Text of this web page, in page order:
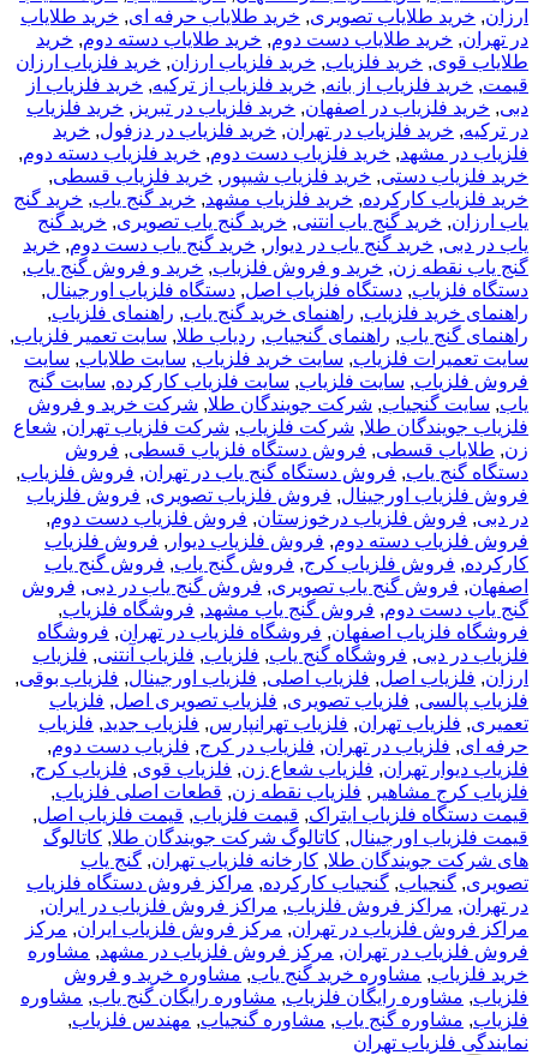
ارزان, خرید طلایاب تصویری, خرید طلایاب حرفه ای, خرید طلایاب
در تهران, خرید طلایاب دست دوم, خرید طلایاب دسته دوم, خرید
طلایاب قوی, خرید فلزیاب, خرید فلزیاب ارزان, خرید فلزیاب ارزان
قیمت, خرید فلزیاب از بانه, خرید فلزیاب از ترکیه, خرید فلزیاب از
دبی, خرید فلزیاب در اصفهان, خرید فلزیاب در تبریز , خرید فلزیاب
در ترکیه, خرید فلزیاب در تهران, خرید فلزیاب در دزفول, خرید
فلزیاب در مشهد, خرید فلزیاب دست دوم, خرید فلزیاب دسته دوم,
خرید فلزیاب دستی, خرید فلزیاب شیپور , خرید فلزیاب قسطی,
خرید فلزیاب کارکرده, خرید فلزیاب مشهد, خرید گنج یاب, خرید گنج
یاب ارزان, خرید گنج یاب انتنی, خرید گنج یاب تصویری, خرید گنج
یاب در دبی, خرید گنج یاب در دیوار , خرید گنج یاب دست دوم, خرید
گنج یاب نقطه زن, خرید و فروش فلزیاب, خرید و فروش گنج یاب,
دستگاه فلزیاب, دستگاه فلزیاب اصل, دستگاه فلزیاب اورجینال,
راهنمای خرید فلزیاب, راهنمای خرید گنج یاب, راهنمای فلزیاب,
راهنمای گنج یاب, راهنمای گنجیاب, ردیاب طلا, سایت تعمیر فلزیاب,
سایت تعمیرات فلزیاب, سایت خرید فلزیاب, سایت طلایاب, سایت
فروش فلزیاب, سایت فلزیاب, سایت فلزیاب کارکرده, سایت گنج
یاب, سایت گنجیاب, شرکت جویندگان طلا, شرکت خرید و فروش
فلزیاب جویندگان طلا, شرکت فلزیاب, شرکت فلزیاب تهران, شعاع
زن, طلایاب قسطی, فروش دستگاه فلزیاب قسطی, فروش
دستگاه گنج یاب, فروش دستگاه گنج یاب در تهران, فروش فلزیاب,
فروش فلزیاب اورجینال, فروش فلزیاب تصویری, فروش فلزیاب
در دبی, فروش فلزیاب درخوزستان, فروش فلزیاب دست دوم,
فروش فلزیاب دسته دوم, فروش فلزیاب دیوار , فروش فلزیاب
کارکرده, فروش فلزیاب کرج, فروش گنج یاب, فروش گنج یاب
اصفهان, فروش گنج یاب تصویری, فروش گنج یاب در دبی, فروش
گنج یاب دست دوم, فروش گنج یاب مشهد, فروشگاه فلزیاب,
فروشگاه فلزیاب اصفهان, فروشگاه فلزیاب در تهران, فروشگاه
فلزیاب در دبی, فروشگاه گنج یاب, فلزیاب, فلزیاب آنتنی, فلزیاب
ارزان, فلزیاب اصل, فلزیاب اصلی, فلزیاب اورجینال, فلزیاب بوقی,
فلزیاب پالسی, فلزیاب تصویری, فلزیاب تصویری اصل, فلزیاب
تعمیری, فلزیاب تهران, فلزیاب تهرانپارس, فلزیاب جدید, فلزیاب
حرفه ای, فلزیاب در تهران, فلزیاب در کرج, فلزیاب دست دوم,
فلزیاب دیوار تهران, فلزیاب شعاع زن, فلزیاب قوی, فلزیاب کرج,
فلزیاب کرج مشاهیر , فلزیاب نقطه زن, قطعات اصلی فلزیاب,
قیمت دستگاه فلزیاب ایتراک, قیمت فلزیاب, قیمت فلزیاب اصل,
قیمت فلزیاب اورجینال, کاتالوگ شرکت جویندگان طلا, کاتالوگ
های شرکت جویندگان طلا, کارخانه فلزیاب تهران, گنج یاب
تصویری, گنجیاب, گنجیاب کارکرده, مراکز فروش دستگاه فلزیاب
در تهران, مراکز فروش فلزیاب, مراکز فروش فلزیاب در ایران,
مراکز فروش فلزیاب در تهران, مرکز فروش فلزیاب ایران, مرکز
فروش فلزیاب در تهران, مرکز فروش فلزیاب در مشهد, مشاوره
خرید فلزیاب, مشاوره خرید گنج یاب, مشاوره خرید و فروش
فلزیاب, مشاوره رایگان فلزیاب, مشاوره رایگان گنج یاب, مشاوره
فلزیاب, مشاوره گنج یاب, مشاوره گنجیاب, مهندس فلزیاب,
نمایندگی فلزیاب تهران